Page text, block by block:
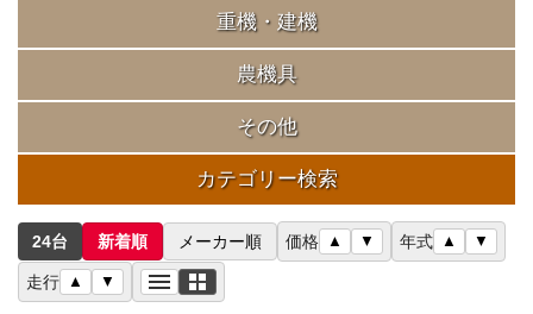
重機・建機
農機具
その他
カテゴリー検索
24台 新着順 メーカー順 価格 ▲ ▼ 年式 ▲ ▼
走行 ▲ ▼